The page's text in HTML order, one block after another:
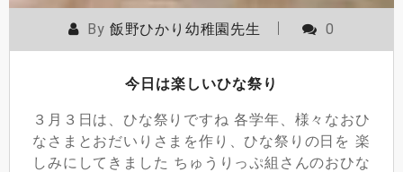
By 飯野ひかり幼稚園先生 0
今日は楽しいひな祭り
３月３日は、ひな祭りですね 各学年、様々なおひ
なさまとおだいりさまを作り、ひな祭りの日を 楽
しみにしてきました ちゅうりっぷ組さんのおひな